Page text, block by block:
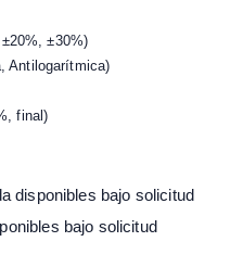
±30%)
Antilogarítmica)
final)
disponibles bajo solicitud
bajo solicitud